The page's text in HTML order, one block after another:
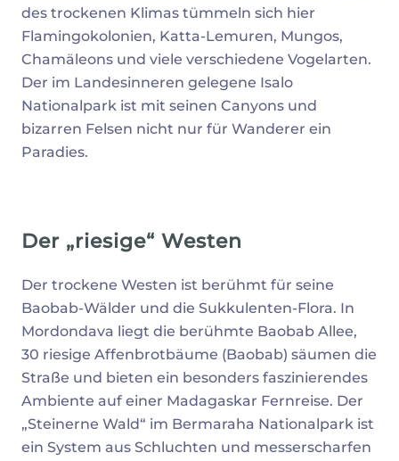
des trockenen Klimas tümmeln sich hier
Flamingokolonien, Katta-Lemuren, Mungos,
Chamäleons und viele verschiedene Vogelarten.
Der im Landesinneren gelegene Isalo
Nationalpark ist mit seinen Canyons und
bizarren Felsen nicht nur für Wanderer ein
Paradies.
Der „riesige“ Westen
Der trockene Westen ist berühmt für seine
Baobab-Wälder und die Sukkulenten-Flora. In
Mordondava liegt die berühmte Baobab Allee,
30 riesige Affenbrotbäume (Baobab) säumen die
Straße und bieten ein besonders faszinierendes
Ambiente auf einer Madagaskar Fernreise. Der
„Steinerne Wald“ im Bermaraha Nationalpark ist
ein System aus Schluchten und messerscharfen